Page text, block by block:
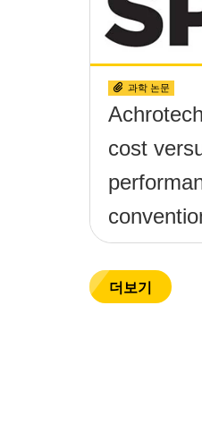
과학 논문
cost
더보기